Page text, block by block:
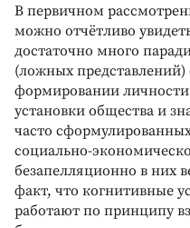
В первичном
можно отчётливо
достаточно много
(ложных представлений)
формировании
установки общества и
часто
социально-
безапелляционно в них
факт, что когнитивные
работают по принципу